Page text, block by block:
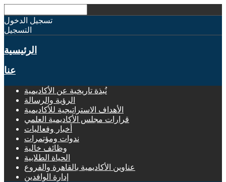
تسجيل الدخول
التسجيل
الرئيسية
عنا
نُبذة تاريخية عن الأكاديمية
الرؤية والرسالة
الأهداف الاستراتيجية للأكاديمية
قرارات مجلس الأكاديمية العلمي
أخبار وفعاليات
ندوات ومؤتمرات
وظائف خالية
الحياة الطلابية
عناوين الأكاديمية بالقاهرة والفروع
إدارة الوافدين